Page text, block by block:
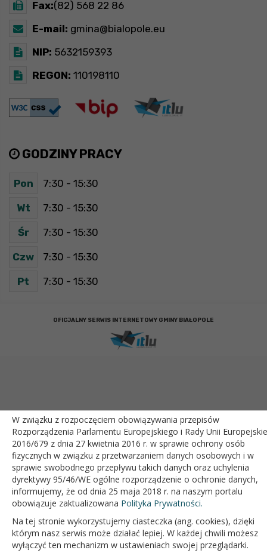
Fax:(82) 568 22 86
E-mail: gmina@bialopole.eu
NIP: 5632159393
REGON: 110198110
GODZINY PRACY
Pon 7:30 - 15:30
Wt 7:30 - 15:30
Śr 7:30 - 15:30
Czw 7:30 - 15:30
Pt 7:30 - 15:30
OFICJALNY SERWIS INTERNETOWY GMINY BIAŁOPOLE
W związku z rozpoczęciem obowiązywania przepisów
Rozporządzenia Parlamentu Europejskiego i Rady Unii
2016/679 z dnia 27 kwietnia 2016 r. w sprawie ochrony osób
fizycznych w związku z przetwarzaniem danych osobowych i w
sprawie swobodnego przepływu takich danych oraz uchylenia
dyrektywy 95/46/WE ogólne rozporządzenie o ochronie danych,
informujemy, że od dnia 25 maja 2018 r. na naszym portalu
obowiązuje zaktualizowana Polityka Prywatności.
Na tej stronie wykorzystujemy ciasteczka (ang. cookies), dzięki
którym nasz serwis może działać lepiej. W każdej chwili możesz
wyłączyć ten mechanizm w ustawieniach swojej przeglądarki.